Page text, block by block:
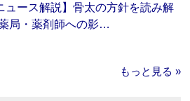
ュース解説】骨太の方針を読み解
局・薬剤師への影…
もっと見る »